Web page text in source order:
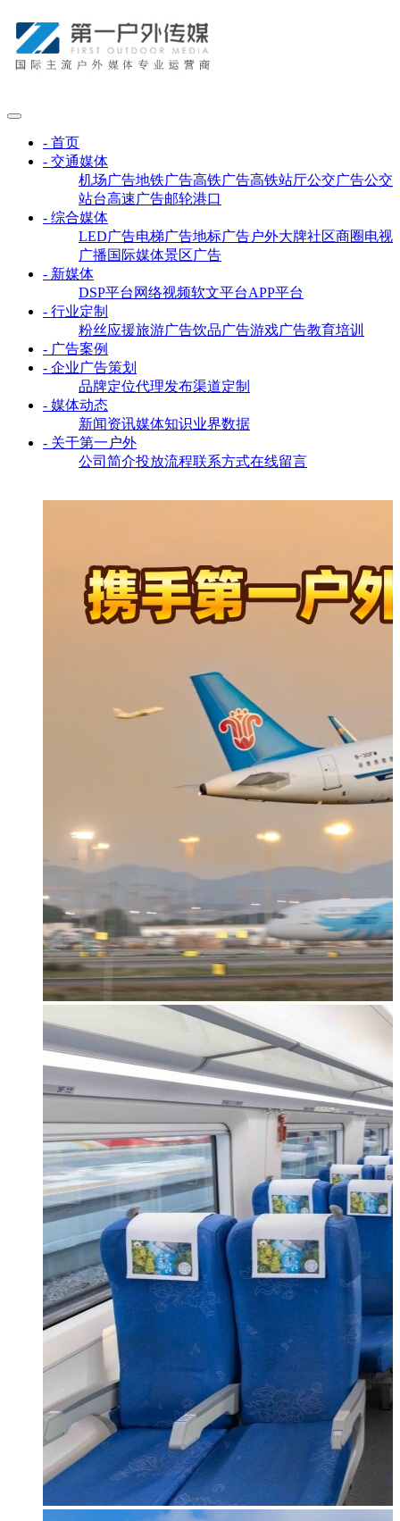
- 首页
- 交通媒体
机场广告地铁广告高铁广告高铁站厅公交广告公交
站台高速广告邮轮港口
- 综合媒体
LED广告电梯广告地标广告户外大牌社区商圈电视
广播国际媒体景区广告
- 新媒体
DSP平台 网络视频软文平台APP平台
- 行业定制
粉丝应援旅游广告饮品广告游戏广告教育培训
- 广告案例
- 企业广告策划
品牌定位代理发布渠道定制
- 媒体动态
新闻资讯媒体知识业界数据
- 关于第一户外
公司简介投放流程联系方式在线留言